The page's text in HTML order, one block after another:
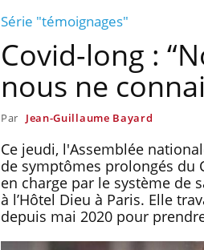
Série "témoignages"
Covid-long :
nous ne
Par Jean-Guillaume Bayard
Ce jeudi, l'Assemblée
de symptômes prolongés du
en charge par le système de
à l’Hôtel Dieu à Paris. Elle
depuis mai 2020 pour